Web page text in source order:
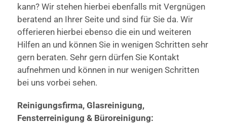
kann? Wir stehen hierbei ebenfalls mit Vergnügen
beratend an Ihrer Seite und sind für Sie da. Wir
offerieren hierbei ebenso die ein und weiteren
Hilfen an und können Sie in wenigen Schritten sehr
gern beraten. Sehr gern dürfen Sie Kontakt
aufnehmen und können in nur wenigen Schritten
bei uns vorbei sehen.
Reinigungsfirma, Glasreinigung,
Fensterreinigung & Büroreinigung: